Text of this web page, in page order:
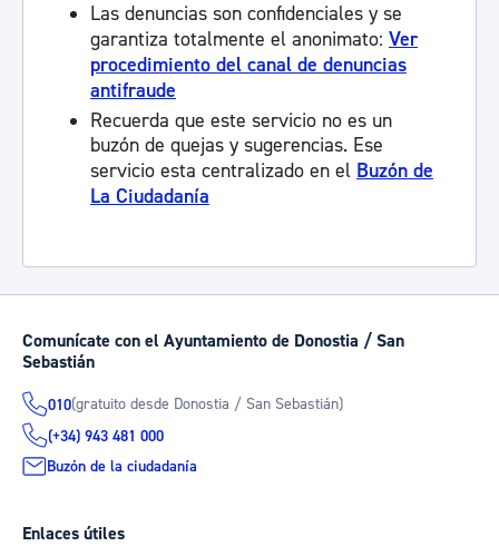
Las denuncias son confidenciales y se
garantiza totalmente el anonimato: Ver
procedimiento del canal de denuncias
antifraude
Recuerda que este servicio no es un
buzón de quejas y sugerencias. Ese
servicio esta centralizado en el Buzón de
La Ciudadanía
Comunícate con el Ayuntamiento de Donostia / San
Sebastián
010(gratuito desde Donostia / San Sebastián)
(+34) 943 481 000
Buzón de la ciudadanía
Enlaces útiles